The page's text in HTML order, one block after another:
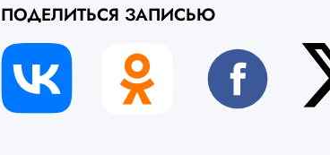
ПОДЕЛИТЬСЯ ЗАПИСЬЮ